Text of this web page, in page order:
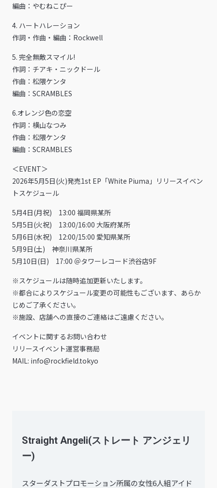
編曲：やむねこぴー
4. ハートハレーション
作詞・作曲・編曲：Rockwell
5. 完全無敵スマイル!
作詞：チアキ・ニックドール
作曲：松隈ケンタ
編曲：SCRAMBLES
6.オレンジ⾊の恋空
作詞：横⼭なつみ
作曲：松隈ケンタ
編曲：SCRAMBLES
＜EVENT＞
2026年5月5日(火)発売1st EP「White Piuma」リリースイベン
トスケジュール
5月4日(月祝) 13:00 福岡県某所
5月5日(火祝) 13:00/16:00 大阪府某所
5月6日(水祝) 12:00/15:00 愛知県某所
5月9日(土) 神奈川県某所
5月10日(日) 17:00 ＠タワーレコード渋谷店9F
※スケジュールは随時追加更新いたします。
※都合によりスケジュール変更の可能性もございます、あらか
じめご了承ください。
※施設、店舗への直接のご連絡はご遠慮ください。
イベントに関するお問い合わせ
リリースイベント運営事務局
MAIL: info@rockfield.tokyo
Straight Angeli(ストレート アンジェリ
ー)
スターダストプロモーション所属の女性6人組アイド